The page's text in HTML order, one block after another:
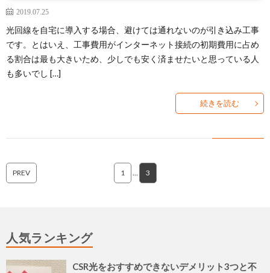
2019.07.25
光回線を自宅に導入する場合、避けては通れないのが引き込み工事
です。とはいえ、工事費用がインターネット接続の初期費用に占め
る割合は最も大きいため、少しでも安く済ませたいと思っている人
も多いでし […]
続きを読む
PREV 1 … 3
人気ランキング
CSR光をおすすめできないデメリット3つと不